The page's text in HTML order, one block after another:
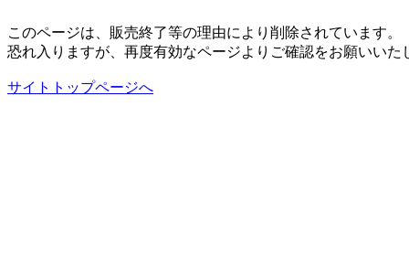
このページは、販売終了等の理由により削除されています。
恐れ入りますが、再度有効なページよりご確認をお願いいた
サイトトップページへ